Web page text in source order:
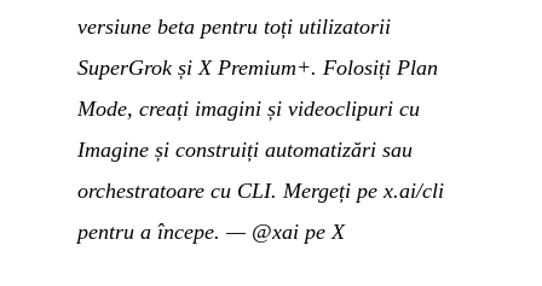
versiune beta pentru toți utilizatorii
SuperGrok și X Premium+. Folosiți Plan
Mode, creați imagini și videoclipuri cu
Imagine și construiți automatizări sau
orchestratoare cu CLI. Mergeți pe x.ai/cli
pentru a începe. — @xai pe X